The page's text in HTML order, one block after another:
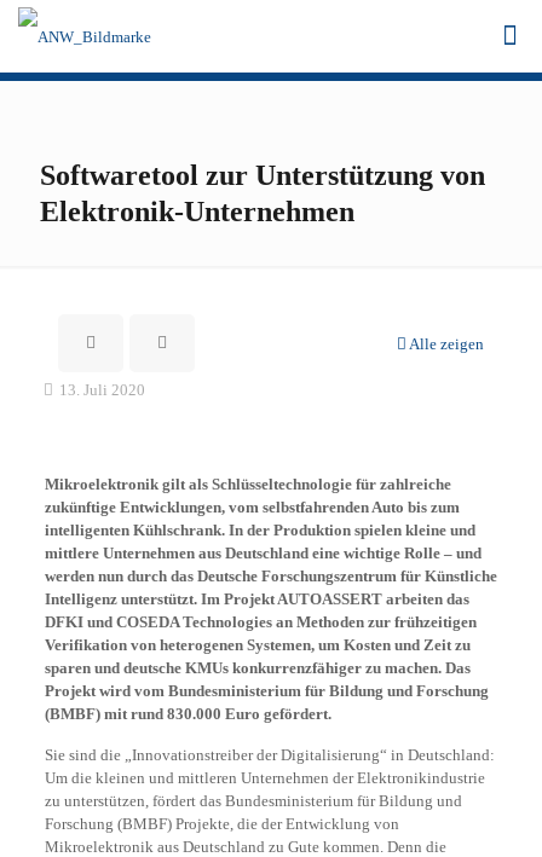
Softwaretool zur Unterstützung von
Elektronik-Unternehmen
Alle zeigen
13. Juli 2020
Mikroelektronik gilt als Schlüsseltechnologie für zahlreiche
zukünftige Entwicklungen, vom selbstfahrenden Auto bis zum
intelligenten Kühlschrank. In der Produktion spielen kleine und
mittlere Unternehmen aus Deutschland eine wichtige Rolle – und
werden nun durch das Deutsche Forschungszentrum für Künstliche
Intelligenz unterstützt. Im Projekt AUTOASSERT arbeiten das
DFKI und COSEDA Technologies an Methoden zur frühzeitigen
Verifikation von heterogenen Systemen, um Kosten und Zeit zu
sparen und deutsche KMUs konkurrenzfähiger zu machen. Das
Projekt wird vom Bundesministerium für Bildung und Forschung
(BMBF) mit rund 830.000 Euro gefördert.
Sie sind die „Innovationstreiber der Digitalisierung“ in Deutschland:
Um die kleinen und mittleren Unternehmen der Elektronikindustrie
zu unterstützen, fördert das Bundesministerium für Bildung und
Forschung (BMBF) Projekte, die der Entwicklung von
Mikroelektronik aus Deutschland zu Gute kommen. Denn die